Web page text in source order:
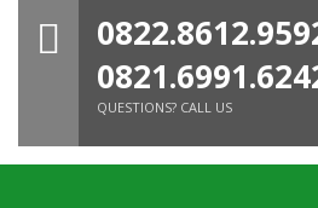
QUESTIONS? CALL US